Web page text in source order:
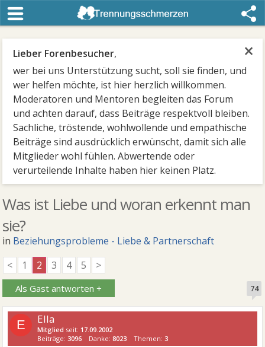
×
Lieber Forenbesucher,
wer bei uns Unterstützung sucht, soll sie finden, und
wer helfen möchte, ist hier herzlich willkommen.
Moderatoren und Mentoren begleiten das Forum
und achten darauf, dass Beiträge respektvoll bleiben.
Sachliche, tröstende, wohlwollende und empathische
Beiträge sind ausdrücklich erwünscht, damit sich alle
Mitglieder wohl fühlen. Abwertende oder
verurteilende Inhalte haben hier keinen Platz.
Was ist Liebe und woran erkennt man
sie?
in Beziehungsprobleme - Liebe & Partnerschaft
<
1 2 3 4 5 >
Als Gast antworten + 74
E Ella
Mitglied seit: 17.09.2002
Beiträge:3096 Danke:8023 Themen:3